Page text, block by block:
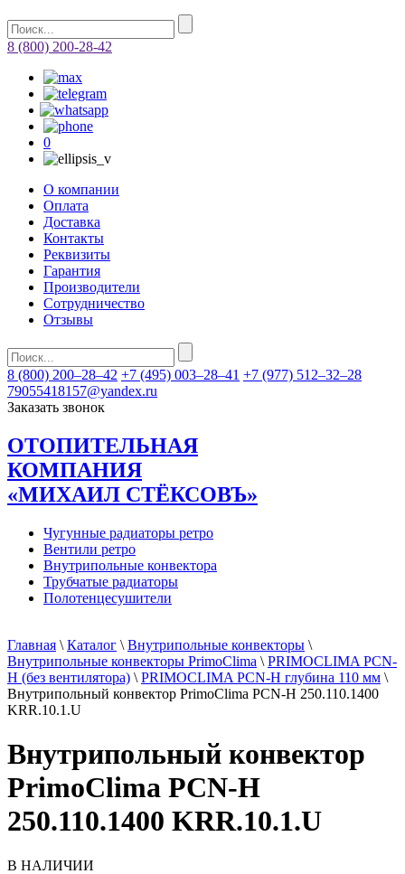
8 (800) 200-28-42
0
О компании
Оплата
Доставка
Контакты
Реквизиты
Гарантия
Производители
Сотрудничество
Отзывы
8 (800) 200–28–42 +7 (495) 003–28–41 +7 (977) 512–32–28
79055418157@yandex.ru
Заказать звонок
ОТОПИТЕЛЬНАЯ
КОМПАНИЯ
«МИХАИЛ СТЁКСОВЪ»
Чугунные радиаторы ретро
Вентили ретро
Внутрипольные конвектора
Трубчатые радиаторы
Полотенцесушители
Главная \ Каталог \ Внутрипольные конвекторы \
Внутрипольные конвекторы PrimoClima \ PRIMOCLIMA PCN-
H (без вентилятора) \ PRIMOCLIMA PCN-H глубина 110 мм \
Внутрипольный конвектор PrimoClima PCN-H 250.110.1400
KRR.10.1.U
Внутрипольный конвектор
PrimoClima PCN-H
250.110.1400 KRR.10.1.U
В НАЛИЧИИ